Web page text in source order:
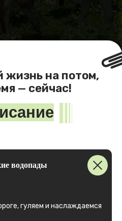
водопады
гуляем и наслаждаемся